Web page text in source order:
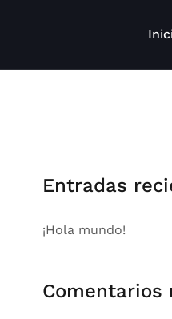
Entradas
¡Hola mundo!
Comentarios